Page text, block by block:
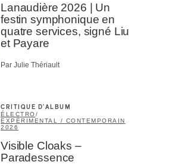
Lanaudière 2026 | Un
festin symphonique en
quatre services, signé Liu
et Payare
Par Julie Thériault
CRITIQUE D'ALBUM
ÉLECTRO/
EXPÉRIMENTAL / CONTEMPORAIN
2026
Visible Cloaks –
Paradessence